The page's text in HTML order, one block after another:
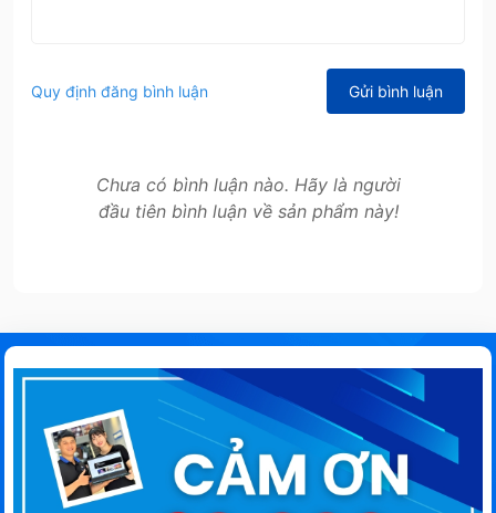
Quy định đăng bình luận Gửi bình luận
Chưa có bình luận nào. Hãy là người
đầu tiên bình luận về sản phẩm này!